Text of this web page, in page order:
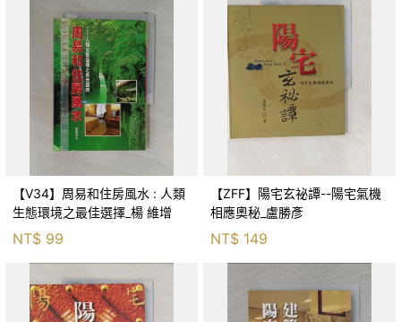
【V34】周易和住房風水 : 人類
生態環境之最佳選擇_楊 維增
NT$ 99
【ZFF】陽宅玄祕譚--陽宅氣機
相應奧秘_盧勝彥
NT$ 149